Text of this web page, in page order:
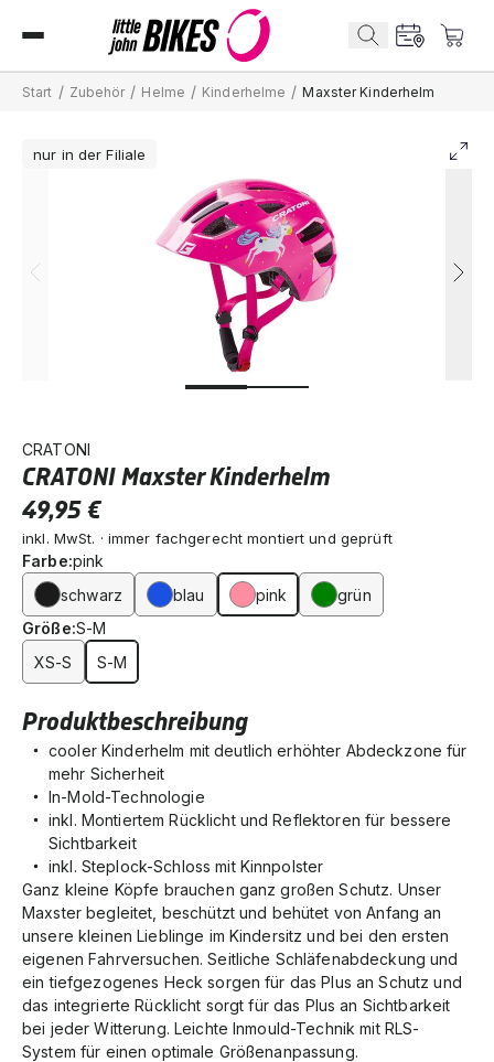
Start / Zubehör / Helme / Kinderhelme / Maxster Kinderhelm
nur in der Filiale
Produktbeschreibung
cooler Kinderhelm mit deutlich erhöhter Abdeckzone für
mehr Sicherheit
In-Mold-Technologie
inkl. Montiertem Rücklicht und Reflektoren für bessere
Sichtbarkeit
inkl. Steplock-Schloss mit Kinnpolster
Ganz kleine Köpfe brauchen ganz großen Schutz. Unser
Maxster begleitet, beschützt und behütet von Anfang an
unsere kleinen Lieblinge im Kindersitz und bei den ersten
eigenen Fahrversuchen. Seitliche Schläfenabdeckung und
ein tiefgezogenes Heck sorgen für das Plus an Schutz und
das integrierte Rücklicht sorgt für das Plus an Sichtbarkeit
bei jeder Witterung. Leichte Inmould-Technik mit RLS-
System für einen optimale Größenanpassung.
CRATONI
CRATONI Maxster Kinderhelm
49,95 €
inkl. MwSt. · immer fachgerecht montiert und geprüft
Farbe:pink
schwarz
blau pink
grün
Größe:S-M
XS-S
S-M